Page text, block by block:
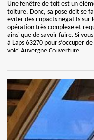
Une fenêtre de toit est un
toiture. Donc, sa pose doit se
éviter des impacts négatifs sur
opération très complexe et
ainsi que de savoir-faire. Si
à Laps 63270 pour s’occuper
voici Auvergne Couverture.